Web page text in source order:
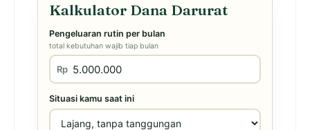
Kalkulator Dana Darurat
Pengeluaran rutin per bulan
total kebutuhan wajib tiap bulan
Rp
Situasi kamu saat ini